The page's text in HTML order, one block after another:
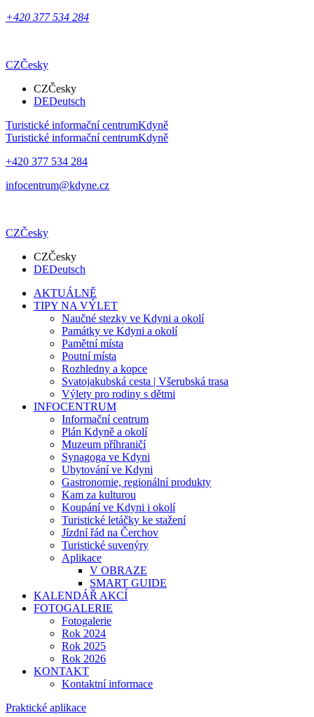
+420 377 534 284
CZČesky
CZČesky
DEDeutsch
Turistické informační centrumKdyně
Turistické informační centrumKdyně
+420 377 534 284
infocentrum@kdyne.cz
CZČesky
CZČesky
DEDeutsch
AKTUÁLNĚ
TIPY NA VÝLET
Naučné stezky ve Kdyni a okolí
Památky ve Kdyni a okolí
Pamětní místa
Poutní místa
Rozhledny a kopce
Svatojakubská cesta | Všerubská trasa
Výlety pro rodiny s dětmi
INFOCENTRUM
Informační centrum
Plán Kdyně a okolí
Muzeum příhraničí
Synagoga ve Kdyni
Ubytování ve Kdyni
Gastronomie, regionální produkty
Kam za kulturou
Koupání ve Kdyni i okolí
Turistické letáčky ke stažení
Jízdní řád na Čerchov
Turistické suvenýry
Aplikace
V OBRAZE
SMART GUIDE
KALENDÁŘ AKCÍ
FOTOGALERIE
Fotogalerie
Rok 2024
Rok 2025
Rok 2026
KONTAKT
Kontaktní informace
Praktické aplikace